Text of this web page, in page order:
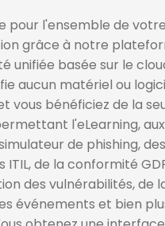
pour l'ensemble de votre
grâce à notre
unifiée basée sur le
aucun matériel ou
vous bénéficiez de la
l'eLearning, aux
de phishing, des
ITIL, de la conformité
des vulnérabilités, de
événements et bien